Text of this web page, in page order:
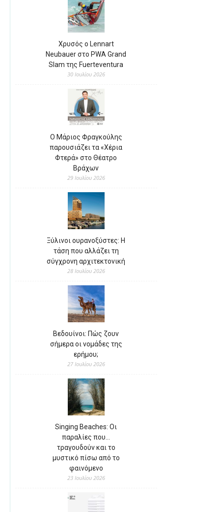
Χρυσός ο Lennart
Neubauer στο PWA Grand
Slam της Fuerteventura
30 Ιουλίου 2026
Ο Μάριος Φραγκούλης
παρουσιάζει τα «Χέρια
Φτερά» στο Θέατρο
Βράχων
29 Ιουλίου 2026
Ξύλινοι ουρανοξύστες: Η
τάση που αλλάζει τη
σύγχρονη αρχιτεκτονική
28 Ιουλίου 2026
Βεδουίνοι: Πώς ζουν
σήμερα οι νομάδες της
ερήμου;
27 Ιουλίου 2026
Singing Beaches: Οι
παραλίες που…
τραγουδούν και το
μυστικό πίσω από το
φαινόμενο
23 Ιουλίου 2026